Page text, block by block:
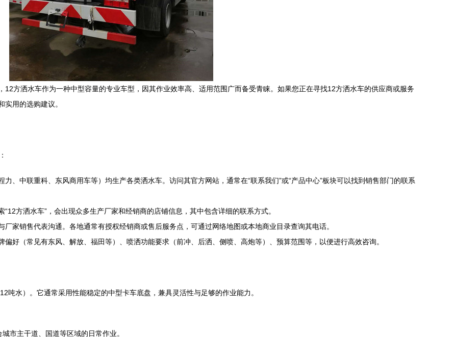
方洒水车作为一种中型容量的专业车型，因其作业效率高、适用范围广而备受青睐。如果您正在寻找12方洒水车的供应商或服务
用的选购建议。
力、中联重科、东风商用车等）均生产各类洒水车。访问其官方网站，通常在“联系我们”或“产品中心”板块可以找到销售部门的联系
方洒水车”，会出现众多生产厂家和经销商的店铺信息，其中包含详细的联系方式。
厂家销售代表沟通。各地通常有授权经销商或售后服务点，可通过网络地图或本地商业目录查询其电话。
偏好（常见有东风、解放、福田等）、喷洒功能要求（前冲、后洒、侧喷、高炮等）、预算范围等，以便进行高效咨询。
吨水）。它通常采用性能稳定的中型卡车底盘，兼具灵活性与足够的作业能力。
市主干道、国道等区域的日常作业。